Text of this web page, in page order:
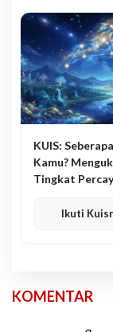
KUIS:
Kamu?
Tingkat
Ikuti
KOMENTAR